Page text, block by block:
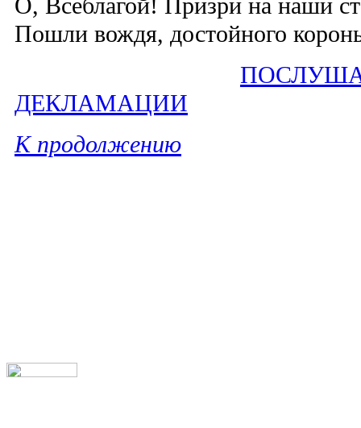
О, Всеблагой! Призри на наши
Пошли вождя, достойного
ДЕКЛАМАЦИИ
К продолжению